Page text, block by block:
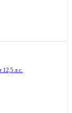
12,5 л.с.